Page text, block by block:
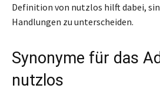
Definition von nutzlos hilft dabei,
Handlungen zu unterscheiden.
Synonyme für das
nutzlos